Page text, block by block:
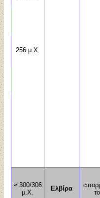
256 μ.Χ.
≈ 300/306
μ.Χ.
Ελβίρα